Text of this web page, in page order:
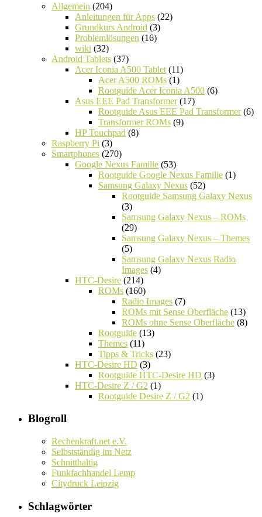
Allgemein (204)
Anleitungen für Apps (22)
Grundkurs Android (3)
Problemlösungen (16)
wiki (32)
Android Tablets (37)
Acer Iconia A500 Tablet (11)
Acer A500 ROMs (1)
Rootguide Acer Iconia A500 (6)
Asus EEE Pad Transformer(17)
Rootguide Asus EEE Pad Transformer(6)
Transformer ROMs (9)
HP Touchpad (8)
Raspberry Pi (3)
Smartphones (270)
Google Nexus Familie (53)
Rootguide Google Nexus Familie (1)
Samsung Galaxy Nexus (52)
Rootguide Samsung Galaxy Nexus
(3)
Samsung Galaxy Nexus – ROMs
(29)
Samsung Galaxy Nexus – Themes
(5)
Samsung Galaxy Nexus Radio
Images (4)
HTC-Desire (214)
ROMs (160)
Radio Images (7)
ROMs mit Sense Oberfläche (13)
ROMs ohne Sense Oberfläche (8)
Rootguide (13)
Themes (11)
Tipps & Tricks (23)
HTC-Desire HD (3)
Rootguide HTC-Desire HD (3)
HTC-Desire Z / G2 (1)
Rootguide Desire Z / G2 (1)
Blogroll
Rechenkraft.net e.V.
Selbstständig im Netz
Schnitthaltig
Funkfachhandel Lemp
Citydruck Leipzig
Schlagwörter